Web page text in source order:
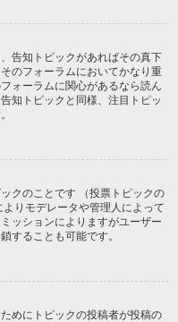
告知トピックがあればその真下
のフォーラムにおいてかなり重
ォーラムに関心があるなら読ん
知トピックと同様、注目トピッ
クのことです （投票トピックの
りモデレータや管理人によって
ッションによりますがユーザー
することも可能です。
めにトピックの投稿者が投稿の